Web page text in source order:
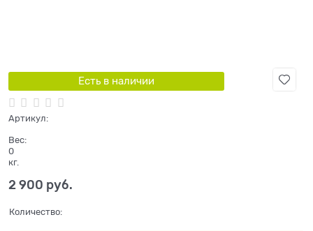
Есть в наличии
Артикул:
Вес:
0
кг.
2 900 руб.
Количество: